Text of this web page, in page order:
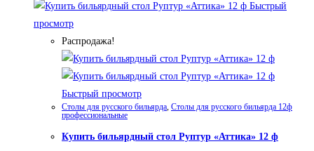
Быстрый
просмотр
Распродажа!
Быстрый просмотр
Столы для русского бильярда, Столы для русского бильярда 12ф
профессиональные
Купить бильярдный стол Руптур «Аттика» 12 ф